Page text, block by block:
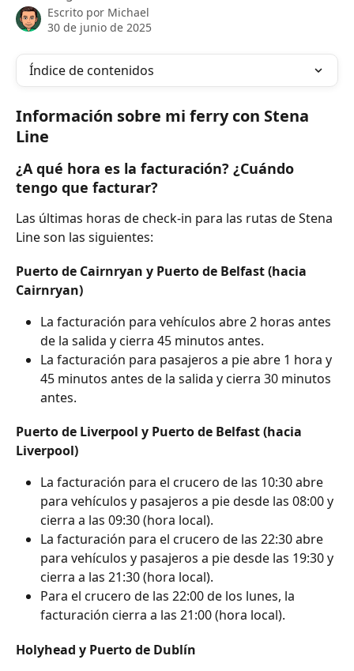
Escrito por Michael
30 de junio de 2025
Índice de contenidos
Información sobre mi ferry con Stena
Line
¿A qué hora es la facturación? ¿Cuándo
tengo que facturar?
Las últimas horas de check-in para las rutas de Stena
Line son las siguientes:
Puerto de Cairnryan y Puerto de Belfast (hacia
Cairnryan)
La facturación para vehículos abre 2 horas antes
de la salida y cierra 45 minutos antes.
La facturación para pasajeros a pie abre 1 hora y
45 minutos antes de la salida y cierra 30 minutos
antes.
Puerto de Liverpool y Puerto de Belfast (hacia
Liverpool)
La facturación para el crucero de las 10:30 abre
para vehículos y pasajeros a pie desde las 08:00 y
cierra a las 09:30 (hora local).
La ​​facturación para el crucero de las 22:30 abre
para vehículos y pasajeros a pie desde las 19:30 y
cierra a las 21:30 (hora local).
Para el crucero de las 22:00 de los lunes, la
facturación cierra a las 21:00 (hora local).
Holyhead y Puerto de Dublín